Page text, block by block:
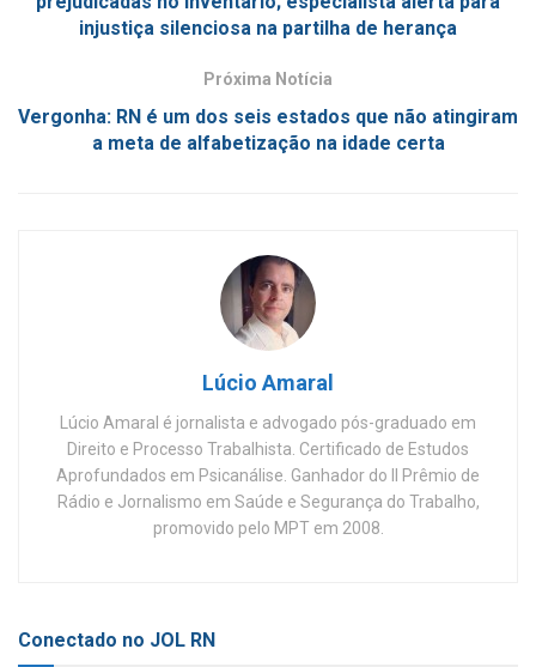
injustiça silenciosa na partilha de herança
Próxima Notícia
Vergonha: RN é um dos seis estados que não atingiram
a meta de alfabetização na idade certa
Lúcio Amaral
Lúcio Amaral é jornalista e advogado pós-graduado em
Direito e Processo Trabalhista. Certificado de Estudos
Aprofundados em Psicanálise. Ganhador do II Prêmio de
Rádio e Jornalismo em Saúde e Segurança do Trabalho,
promovido pelo MPT em 2008.
Conectado no JOL RN